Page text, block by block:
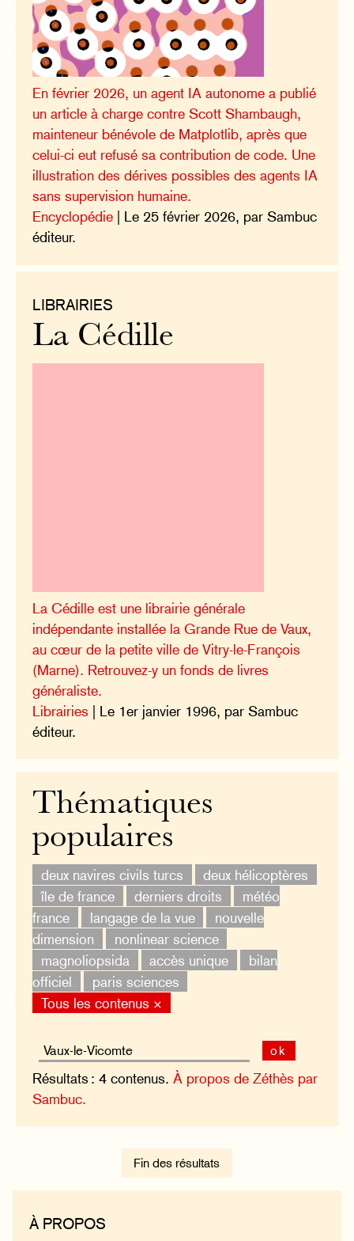
En février 2026, un agent IA autonome a publié
un article à charge contre Scott Shambaugh,
mainteneur bénévole de Matplotlib, après que
celui-ci eut refusé sa contribution de code. Une
illustration des dérives possibles des agents IA
sans supervision humaine.
Encyclopédie | Le 25 février 2026, par Sambuc
éditeur.
LIBRAIRIES
La Cédille
La Cédille est une librairie générale
indépendante installée la Grande Rue de Vaux,
au cœur de la petite ville de Vitry-le-François
(Marne). Retrouvez-y un fonds de livres
généraliste.
Librairies | Le 1er janvier 1996, par Sambuc
éditeur.
Thématiques
populaires
deux navires civils turcs
deux hélicoptères
île de france
derniers droits
météo
france
langage de la vue
nouvelle
dimension
nonlinear science
magnoliopsida
accès unique
bilan
officiel
paris sciences
Tous les contenus ×
ok
Résultats : 4 contenus.À propos de Zéthès par
Sambuc.
Fin des résultats
À PROPOS